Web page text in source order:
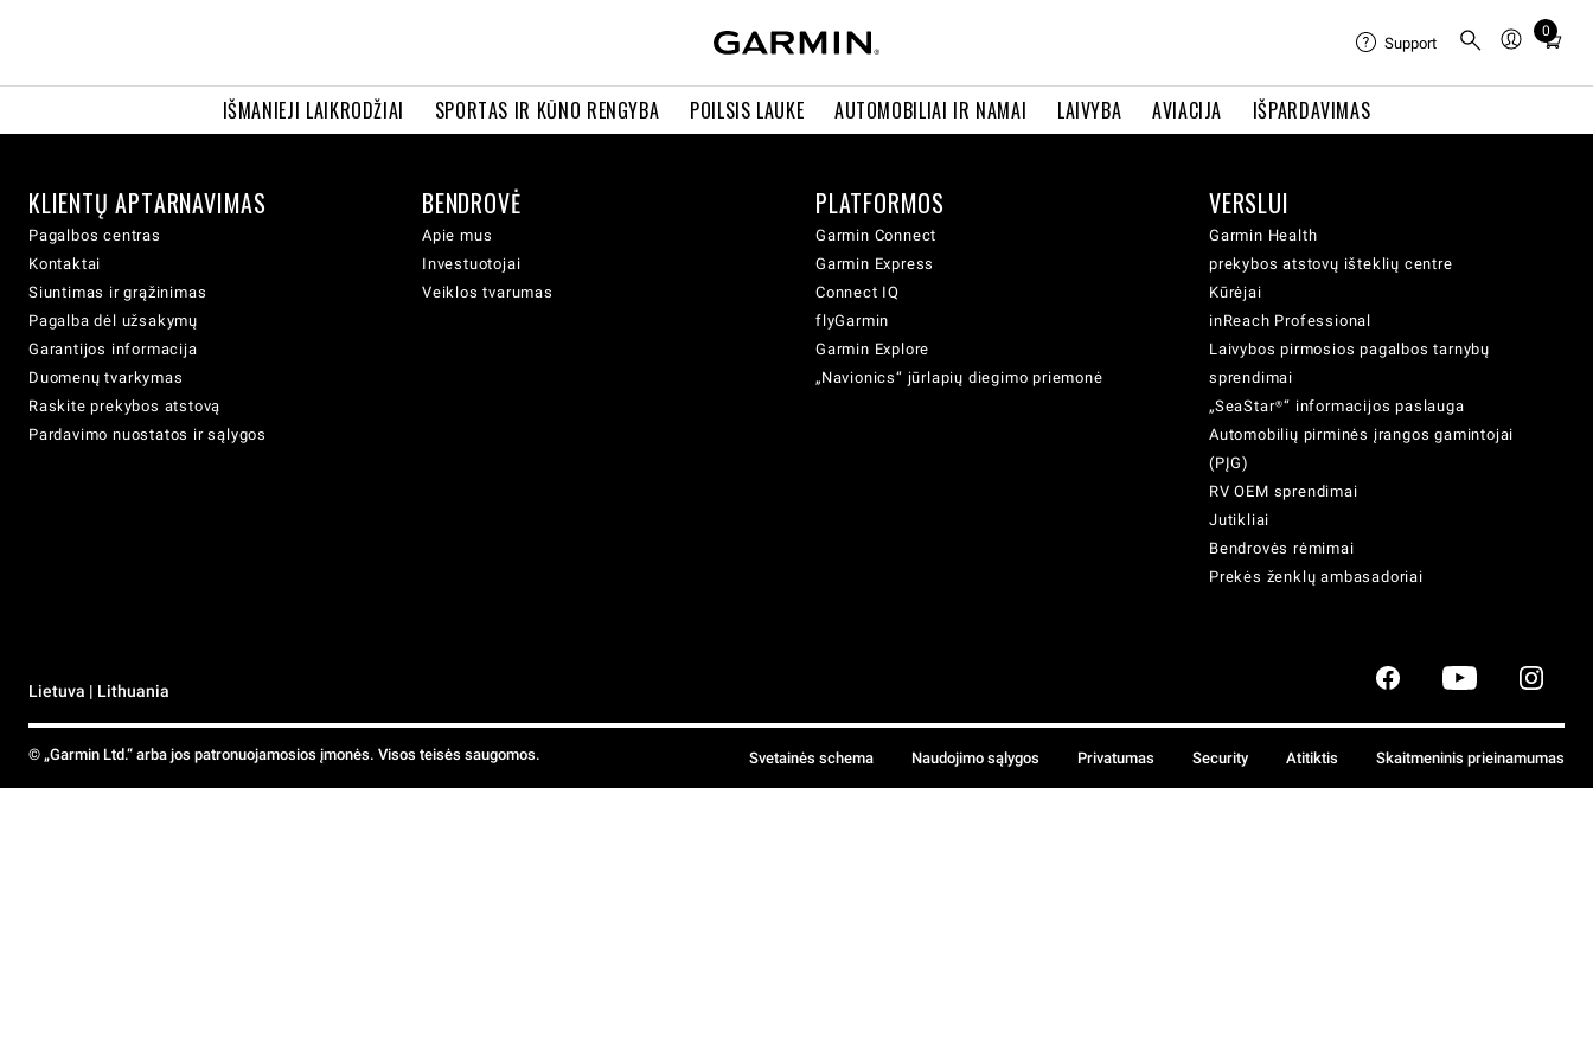
IŠMANIEJI LAIKRODŽIAI SPORTAS IR KŪNO RENGYBA POILSIS LAUKE AUTOMOBILIAI IR NAMAI LAIVYBA AVIACIJA IŠPARDAVIMAS
Support
0
Total
cart:
KLIENTŲ APTARNAVIMAS
Pagalbos centras
Kontaktai
Siuntimas ir grąžinimas
Pagalba dėl užsakymų
Garantijos informacija
Duomenų tvarkymas
Raskite prekybos atstovą
Pardavimo nuostatos ir sąlygos
BENDROVĖ
Apie mus
Investuotojai
Veiklos tvarumas
PLATFORMOS
Garmin Connect
Garmin Express
Connect IQ
flyGarmin
Garmin Explore
„Navionics“ jūrlapių diegimo priemonė
VERSLUI
Garmin Health
prekybos atstovų išteklių centre
Kūrėjai
inReach Professional
Laivybos pirmosios pagalbos tarnybų
sprendimai
„SeaStar®“ informacijos paslauga
Automobilių pirminės įrangos gamintojai
(PĮG)
RV OEM sprendimai
Jutikliai
Bendrovės rėmimai
Prekės ženklų ambasadoriai
Lietuva | Lithuania
© „Garmin Ltd.“ arba jos patronuojamosios įmonės. Visos teisės saugomos. Svetainės schema Naudojimo sąlygos Privatumas Security Atitiktis Skaitmeninis prieinamumas